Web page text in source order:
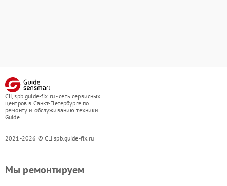
СЦ spb.guide-fix.ru - сеть сервисных
центров в Санкт-Петербурге по
ремонту и обслуживанию техники
Guide
2021-2026 © СЦ spb.guide-fix.ru
Мы ремонтируем